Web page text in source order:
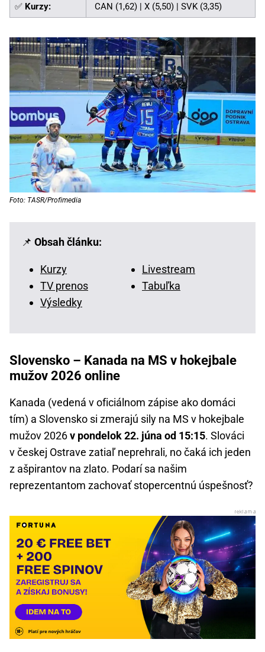
✅ Kurzy: CAN (1,62) | X (5,50) | SVK (3,35)
Foto: TASR/Profimedia
📌 Obsah článku:
Kurzy
Livestream
TV prenos
Tabuľka
Výsledky
Slovensko – Kanada na MS v hokejbale
mužov 2026 online
Kanada (vedená v oficiálnom zápise ako domáci
tím) a Slovensko si zmerajú sily na MS v hokejbale
mužov 2026v pondelok 22. júna od 15:15. Slováci
v českej Ostrave zatiaľ neprehrali, no čaká ich jeden
z ašpirantov na zlato. Podarí sa našim
reprezentantom zachovať stopercentnú úspešnosť?